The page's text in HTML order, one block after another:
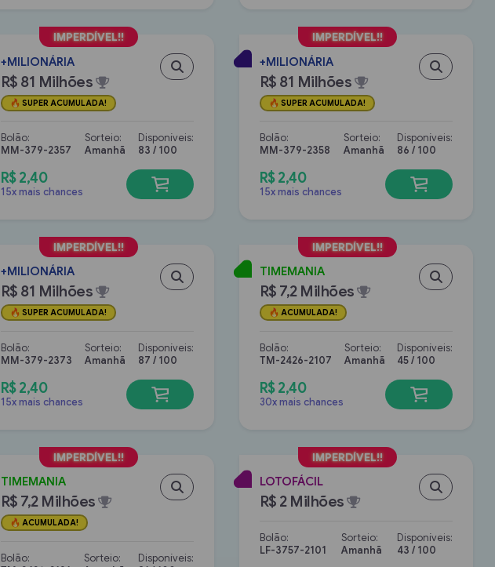
+MILIONÁRIA
R$ 81 Milhões
SUPER ACUMULADA!
Bolão:
MM-379-2357
Sorteio:
Amanhã
Disponíveis:
83 / 100
R$ 2,40
15x mais chances
+MILIONÁRIA
R$ 81 Milhões
SUPER ACUMULADA!
Bolão:
MM-379-2358
Sorteio:
Amanhã
Disponíveis:
86 / 100
R$ 2,40
15x mais chances
+MILIONÁRIA
R$ 81 Milhões
SUPER ACUMULADA!
Bolão:
MM-379-2373
Sorteio:
Amanhã
Disponíveis:
87 / 100
R$ 2,40
15x mais chances
TIMEMANIA
R$ 7,2 Milhões
ACUMULADA!
Bolão:
TM-2426-2107
Sorteio:
Amanhã
Disponíveis:
45 / 100
R$ 2,40
30x mais chances
TIMEMANIA
R$ 7,2 Milhões
ACUMULADA!
Bolão:
Sorteio:
Disponíveis:
LOTOFÁCIL
R$ 2 Milhões
Bolão:
LF-3757-2101
Sorteio:
Amanhã
Disponíveis:
43 / 100